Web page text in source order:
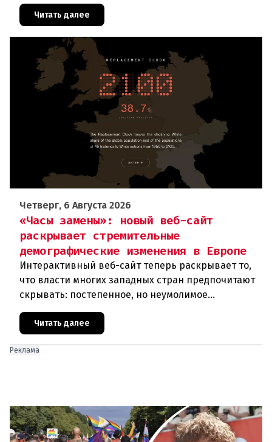
В ходе тушения пострадали шесте
Читать далее
Четверг, 6 Августа 2026
«Часы замены»: новый веб-сайт
раскрывает стремительные
демографические изменения в Европе
Интерактивный веб-сайт теперь раскрывает то,
что власти многих западных стран предпочитают
скрывать: постепенное, но неумолимое
сокращение численности населения
европейского происхождения. «Часы замен
Читать далее
Реклама